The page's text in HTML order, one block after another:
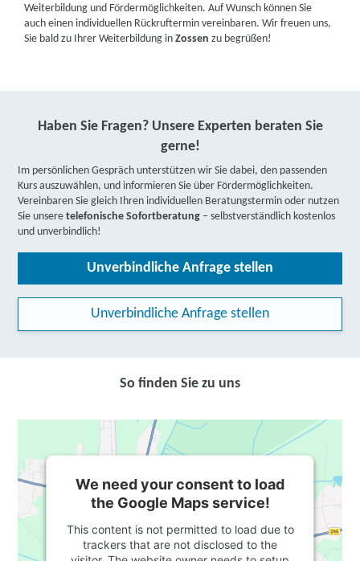
Weiterbildung und Fördermöglichkeiten. Auf Wunsch können Sie
auch einen individuellen Rückruftermin vereinbaren. Wir freuen uns,
Sie bald zu Ihrer Weiterbildung inZossen zu begrüßen!
Haben Sie Fragen? Unsere Experten beraten Sie
gerne!
Im persönlichen Gespräch unterstützen wir Sie dabei, den passenden
Kurs auszuwählen, und informieren Sie über Fördermöglichkeiten.
Vereinbaren Sie gleich Ihren individuellen Beratungstermin oder nutzen
Sie unseretelefonische Sofortberatung – selbstverständlich kostenlos
und unverbindlich!
Unverbindliche Anfrage stellen
Unverbindliche Anfrage stellen
So finden Sie zu uns
We need your consent to load
the Google Maps service!
This content is not permitted to load due to
trackers that are not disclosed to the